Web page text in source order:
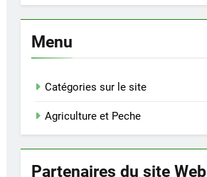
Menu
Catégories sur le site
Agriculture et Peche
Partenaires du site Web